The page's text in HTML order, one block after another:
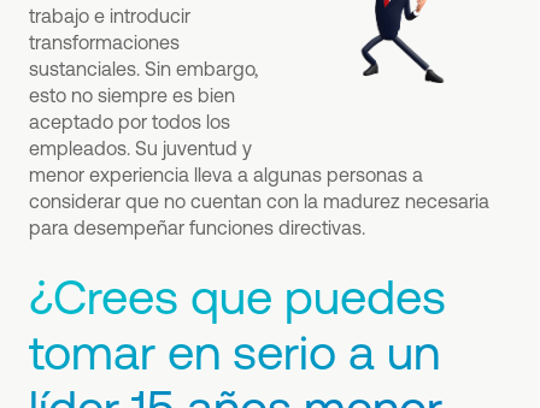
trabajo e introducir
transformaciones
sustanciales. Sin embargo,
esto no siempre es bien
aceptado por todos los
empleados. Su juventud y
menor experiencia lleva a algunas personas a
considerar que no cuentan con la madurez necesaria
para desempeñar funciones directivas.
¿Crees que puedes
tomar en serio a un